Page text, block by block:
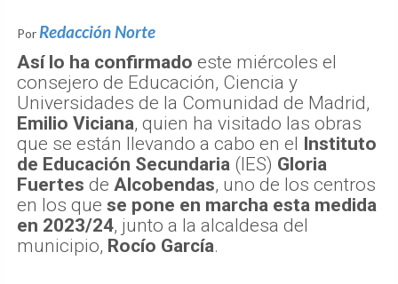
Por Redacción Norte
Así lo ha confirmado este miércoles el
consejero de Educación, Ciencia y
Universidades de la Comunidad de Madrid,
Emilio Viciana, quien ha visitado las obras
que se están llevando a cabo en el Instituto
de Educación Secundaria (IES) Gloria
Fuertes de Alcobendas, uno de los centros
en los que se pone en marcha esta medida
en 2023/24, junto a la alcaldesa del
municipio, Rocío García.